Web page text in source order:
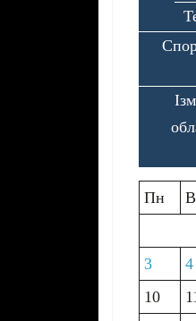
Пн
3
4
10